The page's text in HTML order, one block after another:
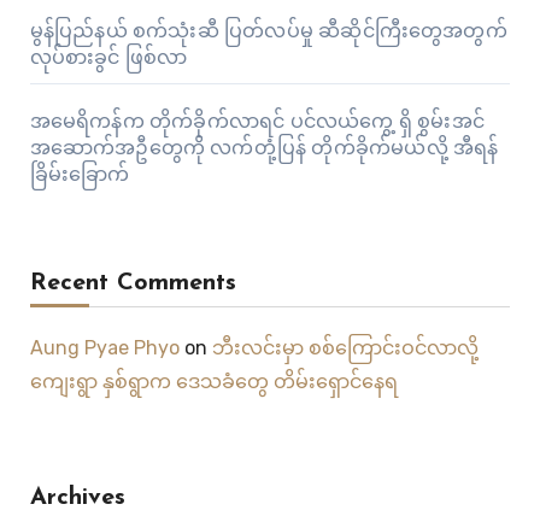
မွန်ပြည်နယ် စက်သုံးဆီ ပြတ်လပ်မှု ဆီဆိုင်ကြီးတွေအတွက်
လုပ်စားခွင် ဖြစ်လာ
အမေရိကန်က တိုက်ခိုက်လာရင် ပင်လယ်ကွေ့ ရှိ စွမ်းအင်
အဆောက်အဦတွေကို လက်တုံ့ပြန် တိုက်ခိုက်မယ်လို့ အီရန်
ခြိမ်းခြောက်
Recent Comments
Aung Pyae Phyoon ဘီးလင်းမှာ စစ်ကြောင်းဝင်လာလို့
ကျေးရွာ နှစ်ရွာက ဒေသခံတွေ တိမ်းရှောင်နေရ
Archives